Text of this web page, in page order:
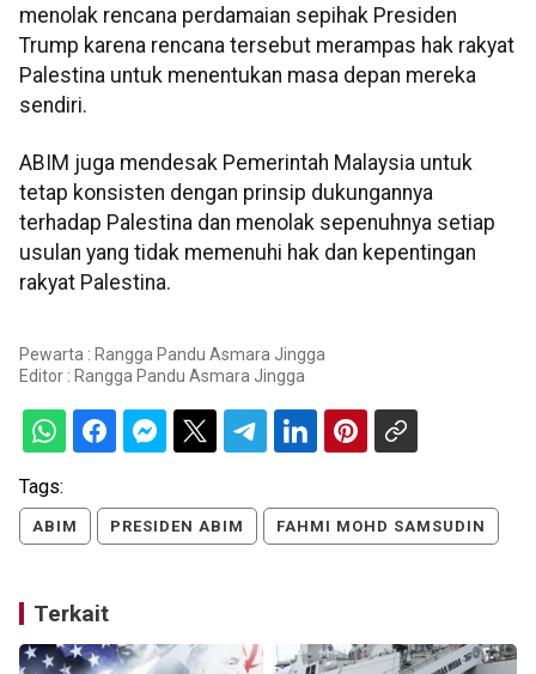
menolak rencana perdamaian sepihak Presiden
Trump karena rencana tersebut merampas hak rakyat
Palestina untuk menentukan masa depan mereka
sendiri.
ABIM juga mendesak Pemerintah Malaysia untuk
tetap konsisten dengan prinsip dukungannya
terhadap Palestina dan menolak sepenuhnya setiap
usulan yang tidak memenuhi hak dan kepentingan
rakyat Palestina.
Pewarta : Rangga Pandu Asmara Jingga
Editor : Rangga Pandu Asmara Jingga
Tags:
ABIM PRESIDEN ABIM FAHMI MOHD SAMSUDIN
Terkait